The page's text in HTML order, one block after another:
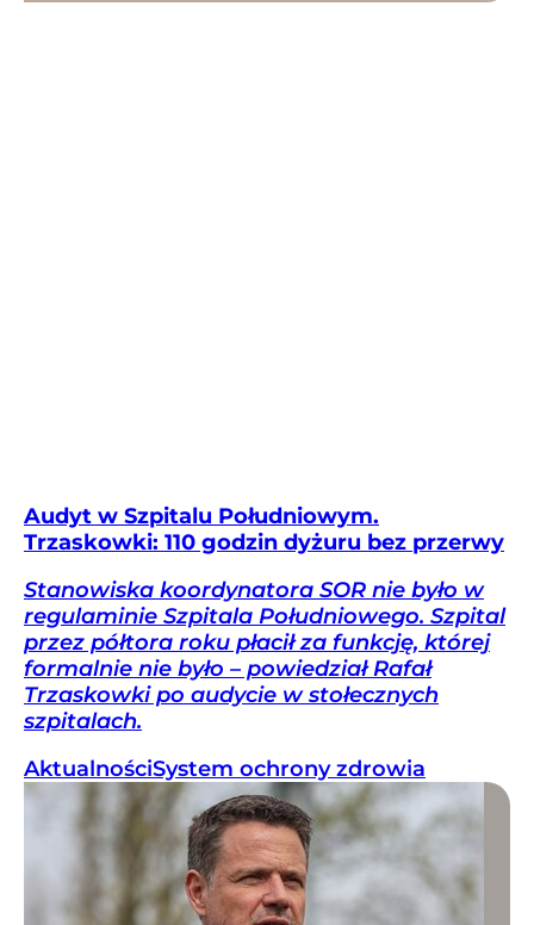
Audyt w Szpitalu Południowym.
Trzaskowki: 110 godzin dyżuru bez przerwy
Stanowiska koordynatora SOR nie było w
regulaminie Szpitala Południowego. Szpital
przez półtora roku płacił za funkcję, której
formalnie nie było – powiedział Rafał
Trzaskowki po audycie w stołecznych
szpitalach.
AktualnościSystem ochrony zdrowia